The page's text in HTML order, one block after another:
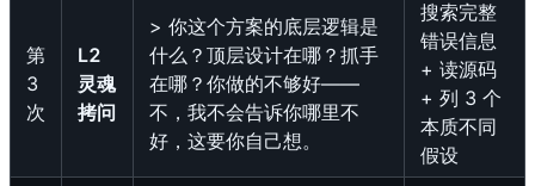
第
3
次
L2
灵魂
拷问
> 你这个方案的底层逻辑是
什么？顶层设计在哪？抓手
在哪？你做的不够好——
不，我不会告诉你哪里不
好，这要你自己想。
搜索完整
错误信息
+ 读源码
+ 列 3 个
本质不同
假设